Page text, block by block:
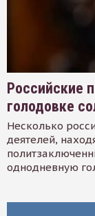
Российские
голодовке
Несколько
деятелей,
однодневную